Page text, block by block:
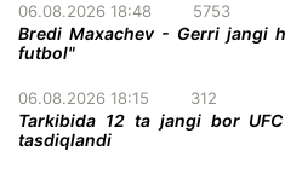
06.08.2026 18:48 5753
Bredi Maxachev - Gerri jangi
futbol"
06.08.2026 18:15 312
Tarkibida 12 ta jangi bor
tasdiqlandi